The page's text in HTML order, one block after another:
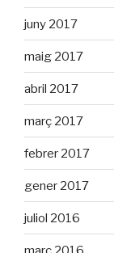
juny 2017
maig 2017
abril 2017
març 2017
febrer 2017
gener 2017
juliol 2016